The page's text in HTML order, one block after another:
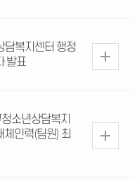
담복지센터 행정
발표
소년상담복지
인력(팀원) 최